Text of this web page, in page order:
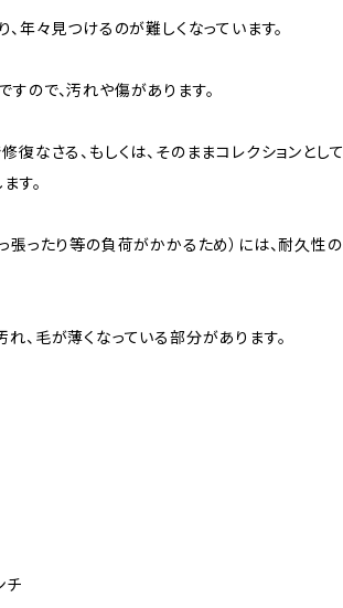
年々見つけるのが難しくなっています。
ので、汚れや傷があります。
なさる、もしくは、そのままコレクションとして
す。
張ったり等の負荷がかかるため）には、耐久性の
、毛が薄くなっている部分があります。
チ